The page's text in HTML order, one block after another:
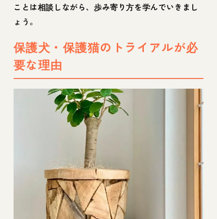
ことは相談しながら、歩み寄り方を学んでいきまし
ょう。
保護犬・保護猫のトライアルが必
要な理由